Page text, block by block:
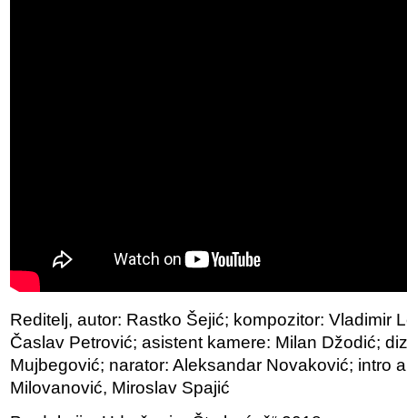
Reditelj, autor: Rastko Šejić; kompozitor: Vladimir
Časlav Petrović; asistent kamere: Milan Džodić;
Mujbegović; narator: Aleksandar Novaković; intro
Milovanović, Miroslav Spajić